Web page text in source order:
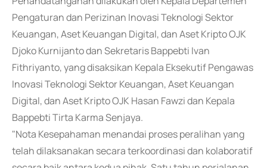
Pengaturan dan Perizinan Inovasi Teknologi Sektor
Keuangan, Aset Keuangan Digital, dan Aset Kripto OJK
Djoko Kurnijanto dan Sekretaris Bappebti Ivan
Fithriyanto, yang disaksikan Kepala Eksekutif Pengawas
Inovasi Teknologi Sektor Keuangan, Aset Keuangan
Digital, dan Aset Kripto OJK Hasan Fawzi dan Kepala
Bappebti Tirta Karma Senjaya.
"Nota Kesepahaman menandai proses peralihan yang
telah dilaksanakan secara terkoordinasi dan kolaboratif